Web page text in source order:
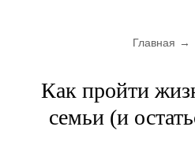
Главная →
Как пройти
семьи (и